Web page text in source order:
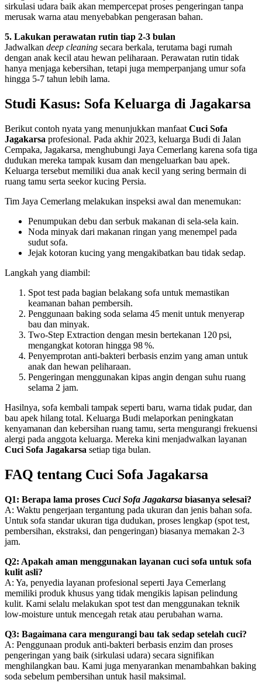
sirkulasi udara baik akan mempercepat proses pengeringan tanpa
merusak warna atau menyebabkan pengerasan bahan.
5. Lakukan perawatan rutin tiap 2‑3 bulan
Jadwalkan deep cleaning secara berkala, terutama bagi rumah
dengan anak kecil atau hewan peliharaan. Perawatan rutin tidak
hanya menjaga kebersihan, tetapi juga memperpanjang umur sofa
hingga 5‑7 tahun lebih lama.
Studi Kasus: Sofa Keluarga di Jagakarsa
Berikut contoh nyata yang menunjukkan manfaat Cuci Sofa
Jagakarsa profesional. Pada akhir 2023, keluarga Budi di Jalan
Cempaka, Jagakarsa, menghubungi Jaya Cemerlang karena sofa tiga
dudukan mereka tampak kusam dan mengeluarkan bau apek.
Keluarga tersebut memiliki dua anak kecil yang sering bermain di
ruang tamu serta seekor kucing Persia.
Tim Jaya Cemerlang melakukan inspeksi awal dan menemukan:
Penumpukan debu dan serbuk makanan di sela‑sela kain.
Noda minyak dari makanan ringan yang menempel pada
sudut sofa.
Jejak kotoran kucing yang mengakibatkan bau tidak sedap.
Langkah yang diambil:
Spot test pada bagian belakang sofa untuk memastikan
keamanan bahan pembersih.
Penggunaan baking soda selama 45 menit untuk menyerap
bau dan minyak.
Two‑Step Extraction dengan mesin bertekanan 120 psi,
mengangkat kotoran hingga 98 %.
Penyemprotan anti‑bakteri berbasis enzim yang aman untuk
anak dan hewan peliharaan.
Pengeringan menggunakan kipas angin dengan suhu ruang
selama 2 jam.
Hasilnya, sofa kembali tampak seperti baru, warna tidak pudar, dan
bau apek hilang total. Keluarga Budi melaporkan peningkatan
kenyamanan dan kebersihan ruang tamu, serta mengurangi frekuensi
alergi pada anggota keluarga. Mereka kini menjadwalkan layanan
Cuci Sofa Jagakarsa setiap tiga bulan.
FAQ tentang Cuci Sofa Jagakarsa
Q1: Berapa lama proses Cuci Sofa Jagakarsa biasanya selesai?
A: Waktu pengerjaan tergantung pada ukuran dan jenis bahan sofa.
Untuk sofa standar ukuran tiga dudukan, proses lengkap (spot test,
pembersihan, ekstraksi, dan pengeringan) biasanya memakan 2‑3
jam.
Q2: Apakah aman menggunakan layanan cuci sofa untuk sofa
kulit asli?
A: Ya, penyedia layanan profesional seperti Jaya Cemerlang
memiliki produk khusus yang tidak mengikis lapisan pelindung
kulit. Kami selalu melakukan spot test dan menggunakan teknik
low‑moisture untuk mencegah retak atau perubahan warna.
Q3: Bagaimana cara mengurangi bau tak sedap setelah cuci?
A: Penggunaan produk anti‑bakteri berbasis enzim dan proses
pengeringan yang baik (sirkulasi udara) secara signifikan
menghilangkan bau. Kami juga menyarankan menambahkan baking
soda sebelum pembersihan untuk hasil maksimal.